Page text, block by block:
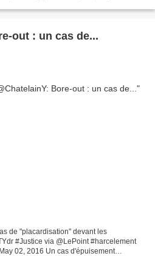
out : un cas de...
de "placardisation" devant les
#Justice via @LePoint #harcelement
02, 2016 Un cas d'épuisement